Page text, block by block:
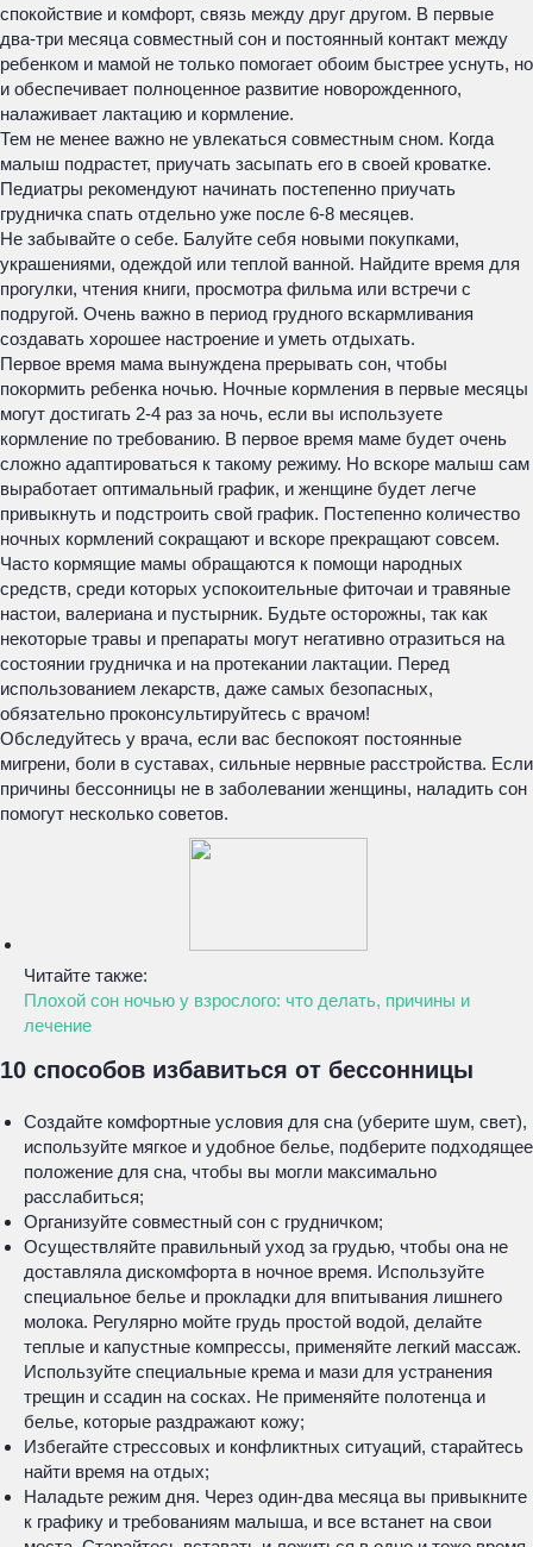
спокойствие и комфорт, связь между друг другом. В первые
два-три месяца совместный сон и постоянный контакт между
ребенком и мамой не только помогает обоим быстрее уснуть, но
и обеспечивает полноценное развитие новорожденного,
налаживает лактацию и кормление.
Тем не менее важно не увлекаться совместным сном. Когда
малыш подрастет, приучать засыпать его в своей кроватке.
Педиатры рекомендуют начинать постепенно приучать
грудничка спать отдельно уже после 6-8 месяцев.
Не забывайте о себе. Балуйте себя новыми покупками,
украшениями, одеждой или теплой ванной. Найдите время для
прогулки, чтения книги, просмотра фильма или встречи с
подругой. Очень важно в период грудного вскармливания
создавать хорошее настроение и уметь отдыхать.
Первое время мама вынуждена прерывать сон, чтобы
покормить ребенка ночью. Ночные кормления в первые месяцы
могут достигать 2-4 раз за ночь, если вы используете
кормление по требованию. В первое время маме будет очень
сложно адаптироваться к такому режиму. Но вскоре малыш сам
выработает оптимальный график, и женщине будет легче
привыкнуть и подстроить свой график. Постепенно количество
ночных кормлений сокращают и вскоре прекращают совсем.
Часто кормящие мамы обращаются к помощи народных
средств, среди которых успокоительные фиточаи и травяные
настои, валериана и пустырник. Будьте осторожны, так как
некоторые травы и препараты могут негативно отразиться на
состоянии грудничка и на протекании лактации. Перед
использованием лекарств, даже самых безопасных,
обязательно проконсультируйтесь с врачом!
Обследуйтесь у врача, если вас беспокоят постоянные
мигрени, боли в суставах, сильные нервные расстройства. Если
причины бессонницы не в заболевании женщины, наладить сон
помогут несколько советов.
Читайте также:
Плохой сон ночью у взрослого: что делать, причины и
лечение
10 способов избавиться от бессонницы
Создайте комфортные условия для сна (уберите шум, свет),
используйте мягкое и удобное белье, подберите подходящее
положение для сна, чтобы вы могли максимально
расслабиться;
Организуйте совместный сон с грудничком;
Осуществляйте правильный уход за грудью, чтобы она не
доставляла дискомфорта в ночное время. Используйте
специальное белье и прокладки для впитывания лишнего
молока. Регулярно мойте грудь простой водой, делайте
теплые и капустные компрессы, применяйте легкий массаж.
Используйте специальные крема и мази для устранения
трещин и ссадин на сосках. Не применяйте полотенца и
белье, которые раздражают кожу;
Избегайте стрессовых и конфликтных ситуаций, старайтесь
найти время на отдых;
Наладьте режим дня. Через один-два месяца вы привыкните
к графику и требованиям малыша, и все встанет на свои